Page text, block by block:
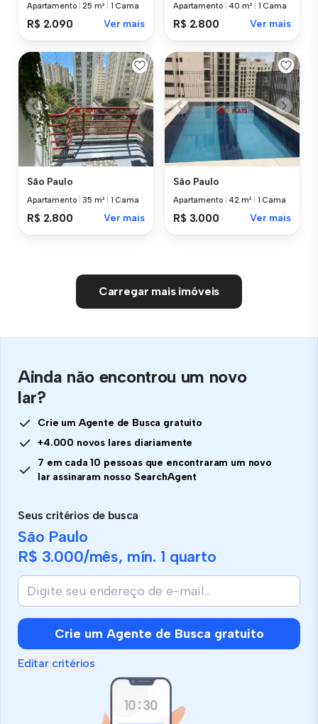
Apartamento |25 m² 1 Cama
R$ 2.090 Ver mais
Apartamento 40 m² 1 Cama
R$ 2.800 Ver mais
São Paulo
Apartamento |35 m² 1 Cama
R$ 2.800 Ver mais
São Paulo
Apartamento 42 m² 1 Cama
R$ 3.000 Ver mais
Carregar mais imóveis
Ainda não encontrou um novo
lar?
Crie um Agente de Busca gratuito
+4.000 novos lares diariamente
7 em cada 10 pessoas que encontraram um novo
lar assinaram nosso SearchAgent
Seus critérios de busca
São Paulo
R$ 3.000/mês, mín. 1 quarto
Crie um Agente de Busca gratuito
Editar critérios